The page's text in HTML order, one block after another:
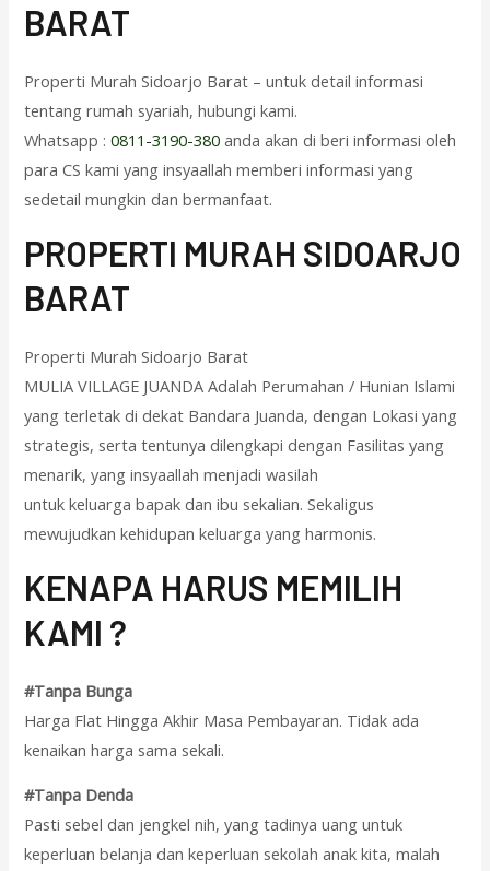
BARAT
Properti Murah Sidoarjo Barat – untuk detail informasi
tentang rumah syariah, hubungi kami.
Whatsapp :0811-3190-380 anda akan di beri informasi oleh
para CS kami yang insyaallah memberi informasi yang
sedetail mungkin dan bermanfaat.
PROPERTI MURAH SIDOARJO
BARAT
Properti Murah Sidoarjo Barat
MULIA VILLAGE JUANDA Adalah Perumahan / Hunian Islami
yang terletak di dekat Bandara Juanda, dengan Lokasi yang
strategis, serta tentunya dilengkapi dengan Fasilitas yang
menarik, yang insyaallah menjadi wasilah
untuk keluarga bapak dan ibu sekalian. Sekaligus
mewujudkan kehidupan keluarga yang harmonis.
KENAPA HARUS MEMILIH
KAMI ?
#Tanpa Bunga
Harga Flat Hingga Akhir Masa Pembayaran. Tidak ada
kenaikan harga sama sekali.
#Tanpa Denda
Pasti sebel dan jengkel nih, yang tadinya uang untuk
keperluan belanja dan keperluan sekolah anak kita, malah